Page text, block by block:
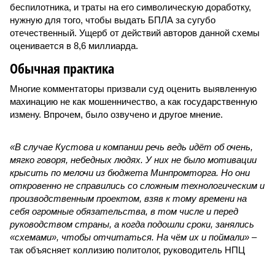
беспилотника, и траты на его символическую доработку,
нужную для того, чтобы выдать БПЛА за сугубо
отечественный. Ущерб от действий авторов данной схемы
оценивается в 8,6 миллиарда.
Обычная практика
Многие комментаторы призвали суд оценить выявленную
махинацию не как мошенничество, а как государственную
измену. Впрочем, было озвучено и другое мнение.
«В случае Кустова и компании речь ведь идёт об очень,
мягко говоря, небедных людях. У них не было мотивации
крысить по мелочи из бюджета Минпромторга. Но они
откровенно не справились со сложным технологическим и
производственным проектом, взяв к тому времени на
себя огромные обязательства, в том числе и перед
руководством страны, а когда подошли сроки, занялись
«схемами», чтобы отчитаться. На чём их и поймали» –
так объясняет коллизию политолог, руководитель НПЦ